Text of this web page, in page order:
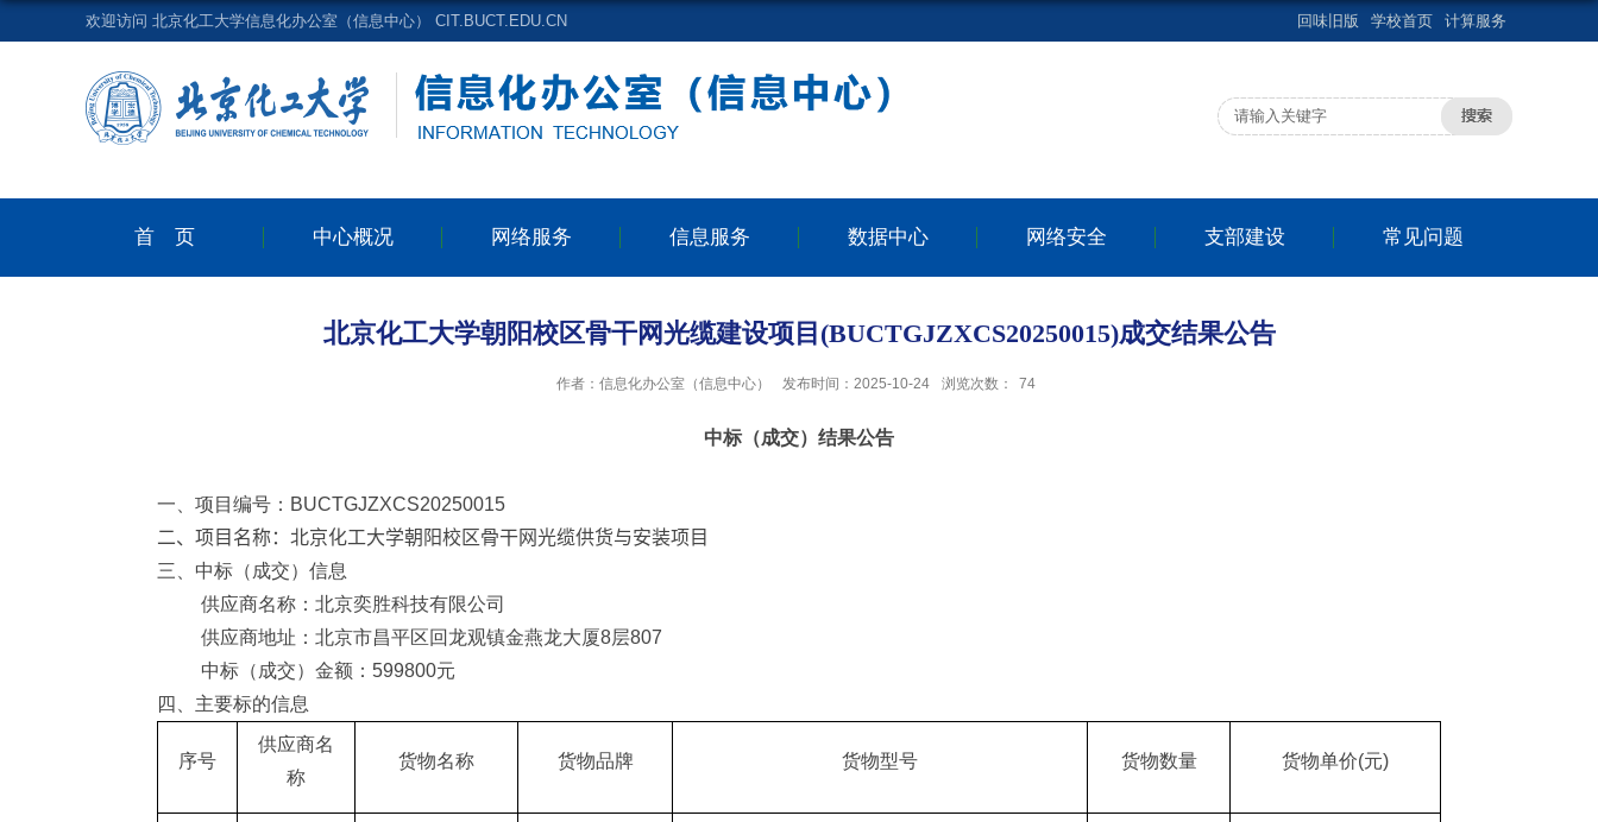
欢迎访问 北京化工大学信息化办公室（信息中心） CIT.BUCT.EDU.CN 回味旧版 学校首页 计算服务
首页 中心概况 网络服务 信息服务 数据中心 网络安全 支部建设 常见问题
北京化工大学朝阳校区骨干网光缆建设项目(BUCTGJZXCS20250015)成交结果公告
作者：信息化办公室（信息中心） 发布时间：2025-10-24 浏览次数： 74
中标（成交）结果公告
一、项目编号： BUCTGJZXCS20250015
二、项目名称： 北京化工大学朝阳校区骨干网光缆供货与安装项目
三、中标（成交）信息
供应商名称：北京奕胜科技有限公司
供应商地址：北京市昌平区回龙观镇金燕龙大厦8层807
中标（成交）金额： 599800元
四、主要标的信息
序号
供应商名
称
货物名称 货物品牌 货物型号 货物数量 货物单价(元)